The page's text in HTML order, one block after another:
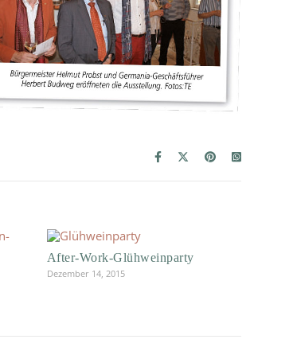
After-Work-Glühweinparty
Dezember 14, 2015